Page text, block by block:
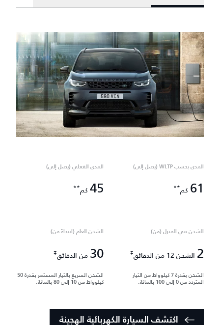
المدى بحسب WLTP (يصل إلى)
61 كم**
المدى الفعلي (يصل إلى)
45 كم**
الشحن في المنزل (من)
2 الشحن 12 من الدقائق ‡
الشحن بقدرة 7 كيلوواط من التيار
المتردد من 0 إلى 100 بالمائة.
الشحن العام (ابتداءً من)
30 من الدقائق‡
الشحن السريع بالتيار المستمر بقدرة 50
كيلوواط من 10 إلى 80 بالمائة.
اكتشف السيارة الكهربائية الهجينة